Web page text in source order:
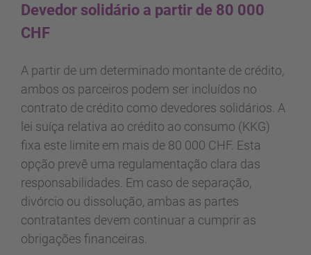
Devedor solidário a partir de 80 000
CHF
A partir de um determinado montante de crédito,
ambos os parceiros podem ser incluídos no
contrato de crédito como devedores solidários. A
lei suíça relativa ao crédito ao consumo (KKG)
fixa este limite em mais de 80 000 CHF. Esta
opção prevê uma regulamentação clara das
responsabilidades. Em caso de separação,
divórcio ou dissolução, ambas as partes
contratantes devem continuar a cumprir as
obrigações financeiras.